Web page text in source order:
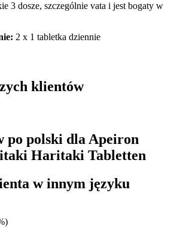
3 dosze, szczególnie vata i jest bogaty w
2 x 1 tabletka dziennie
klientów
po polski dla Apeiron
Haritaki Tabletten
w innym języku